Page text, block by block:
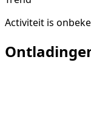
Activiteit is